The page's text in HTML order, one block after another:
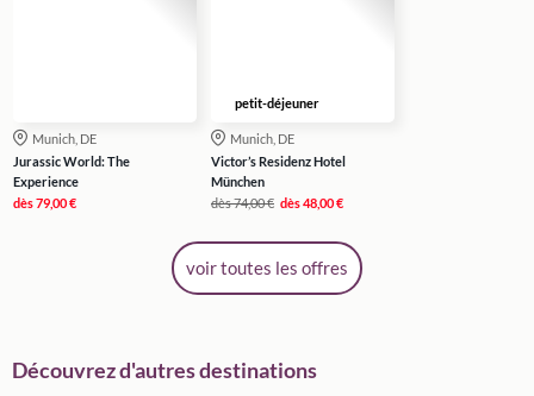
Munich, DE
Jurassic World: The
Experience
dès79,00 €
petit-déjeuner
Munich, DE
Victor’s Residenz Hotel
München
dès74,00 € dès48,00 €
voir toutes les offres
Découvrez d'autres destinations